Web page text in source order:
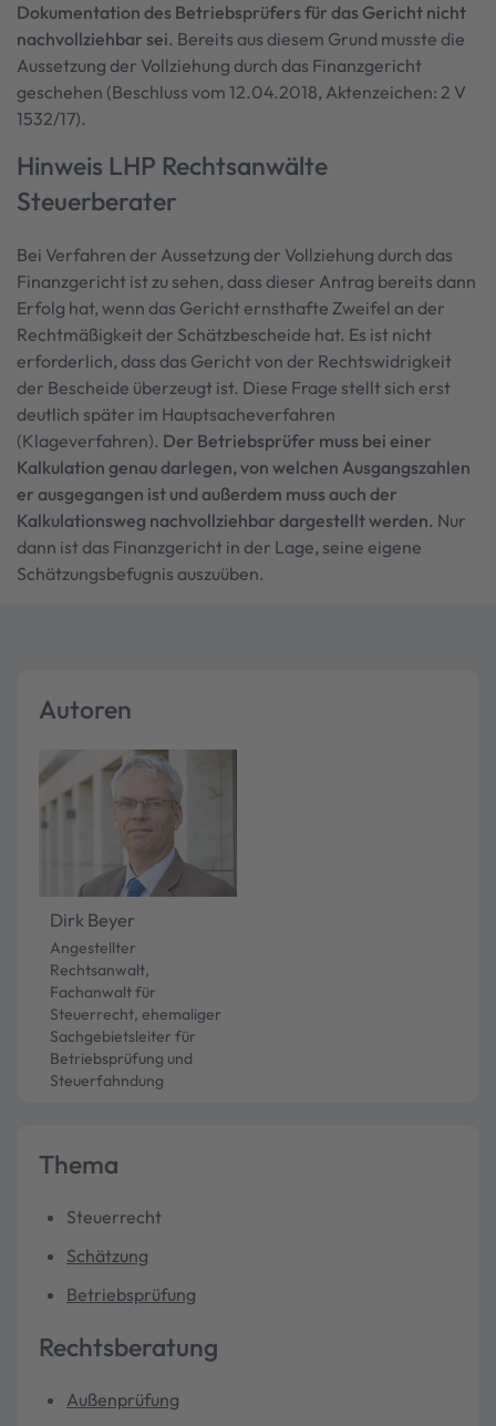
Dokumentation des Betriebsprüfers für das Gericht nicht
nachvollziehbar sei. Bereits aus diesem Grund musste die
Aussetzung der Vollziehung durch das Finanzgericht
geschehen (Beschluss vom 12.04.2018, Aktenzeichen: 2 V
1532/17).
Hinweis LHP Rechtsanwälte
Steuerberater
Bei Verfahren der Aussetzung der Vollziehung durch das
Finanzgericht ist zu sehen, dass dieser Antrag bereits dann
Erfolg hat, wenn das Gericht ernsthafte Zweifel an der
Rechtmäßigkeit der Schätzbescheide hat. Es ist nicht
erforderlich, dass das Gericht von der Rechtswidrigkeit
der Bescheide überzeugt ist. Diese Frage stellt sich erst
deutlich später im Hauptsacheverfahren
(Klageverfahren). Der Betriebsprüfer muss bei einer
Kalkulation genau darlegen, von welchen Ausgangszahlen
er ausgegangen ist und außerdem muss auch der
Kalkulationsweg nachvollziehbar dargestellt werden. Nur
dann ist das Finanzgericht in der Lage, seine eigene
Schätzungsbefugnis auszuüben.
Autoren
Dirk Beyer
Angestellter
Rechtsanwalt,
Fachanwalt für
Steuerrecht, ehemaliger
Sachgebietsleiter für
Betriebsprüfung und
Steuerfahndung
Thema
Steuerrecht
Schätzung
Betriebsprüfung
Rechtsberatung
Außenprüfung